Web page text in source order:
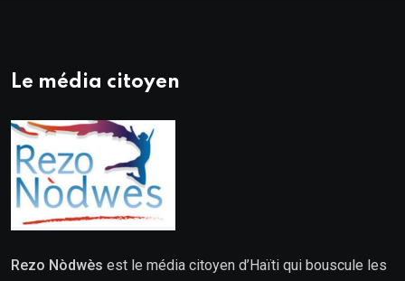
Le média citoyen
Rezo Nòdwès est le média citoyen d’Haïti qui bouscule les